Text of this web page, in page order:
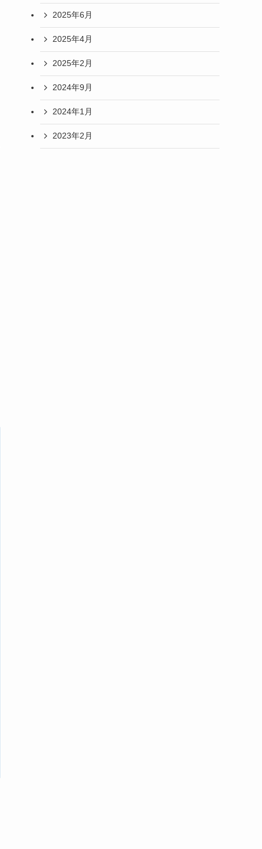
2025年6月
2025年4月
2025年2月
2024年9月
2024年1月
2023年2月